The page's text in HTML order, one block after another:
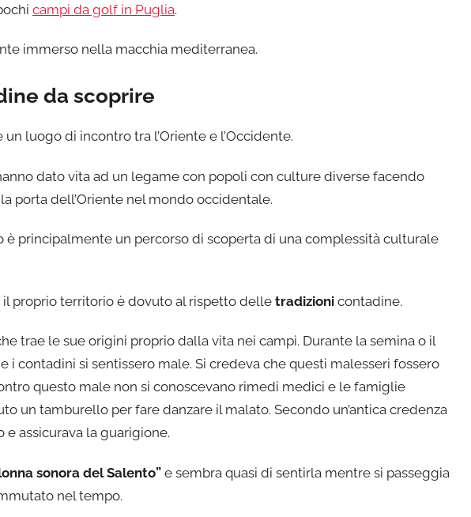
campi da golf in Puglia.
immerso nella macchia mediterranea.
da scoprire
luogo di incontro tra l’Oriente e l’Occidente.
dato vita ad un legame con popoli con culture diverse facendo
porta dell’Oriente nel mondo occidentale.
è principalmente un percorso di scoperta di una complessità culturale
proprio territorio è dovuto al rispetto delle tradizioni contadine.
trae le sue origini proprio dalla vita nei campi. Durante la semina o il
i contadini si sentissero male. Si credeva che questi malesseri fossero
questo male non si conoscevano rimedi medici e le famiglie
un tamburello per fare danzare il malato. Secondo un’antica credenza
e assicurava la guarigione.
sonora del Salento”e sembra quasi di sentirla mentre si passeggia
nel tempo.